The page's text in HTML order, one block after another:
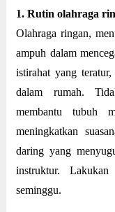
1. Rutin olahraga
Olahraga ringan,
ampuh dalam
istirahat yang
dalam rumah.
membantu tubuh
meningkatkan
daring yang
instruktur.
seminggu.